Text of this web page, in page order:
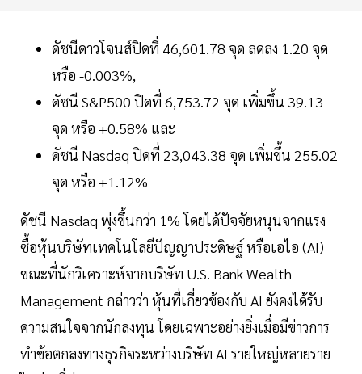
ดัชนีดาวโจนส์ปิดที่ 46,601.78 จุด ลดลง 1.20 จุด
หรือ -0.003%,
ดัชนี S&P500 ปิดที่ 6,753.72 จุด เพิ่มขึ้น 39.13
จุด หรือ +0.58% และ
ดัชนี Nasdaq ปิดที่ 23,043.38 จุด เพิ่มขึ้น 255.02
จุด หรือ +1.12%
ดัชนี Nasdaq พุ่งขึ้นกว่า 1% โดยได้ปัจจัยหนุนจากแรง
ซื้อหุ้นบริษัทเทคโนโลยีปัญญาประดิษฐ์ หรือเอไอ (AI)
ขณะที่นักวิเคราะห์จากบริษัท U.S. Bank Wealth
Management กล่าวว่า หุ้นที่เกี่ยวข้องกับ AI ยังคงได้รับ
ความสนใจจากนักลงทุน โดยเฉพาะอย่างยิ่งเมื่อมีข่าวการ
ทำข้อตกลงทางธุรกิจระหว่างบริษัท AI รายใหญ่หลายราย